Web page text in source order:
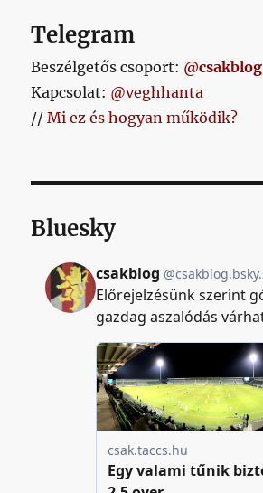
Telegram
Beszélgetős csoport: @csakblog
Kapcsolat: @veghhanta
//Mi ez és hogyan működik?
Bluesky